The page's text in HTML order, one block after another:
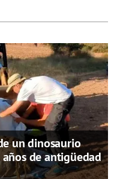
un dinosaurio
de antigüedad